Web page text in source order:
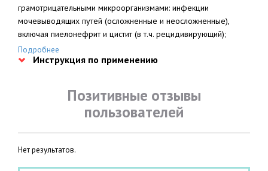
грамотрицательными микроорганизмами: инфекции
мочевыводящих путей (осложненные и неосложненные),
включая пиелонефрит и цистит (в т.ч. рецидивирующий);
инфекции нижних дыхательных путей, включая пневмонию и
бронхит; септицемия; инфекции кожи и мягких тканей;
параметрит. В качестве дополнительной терапии при
хирургических вмешательствах для предупреждения
поверхностей.
Подробнее
Инструкция по применению
Позитивные отзывы
пользователей
Нет результатов.